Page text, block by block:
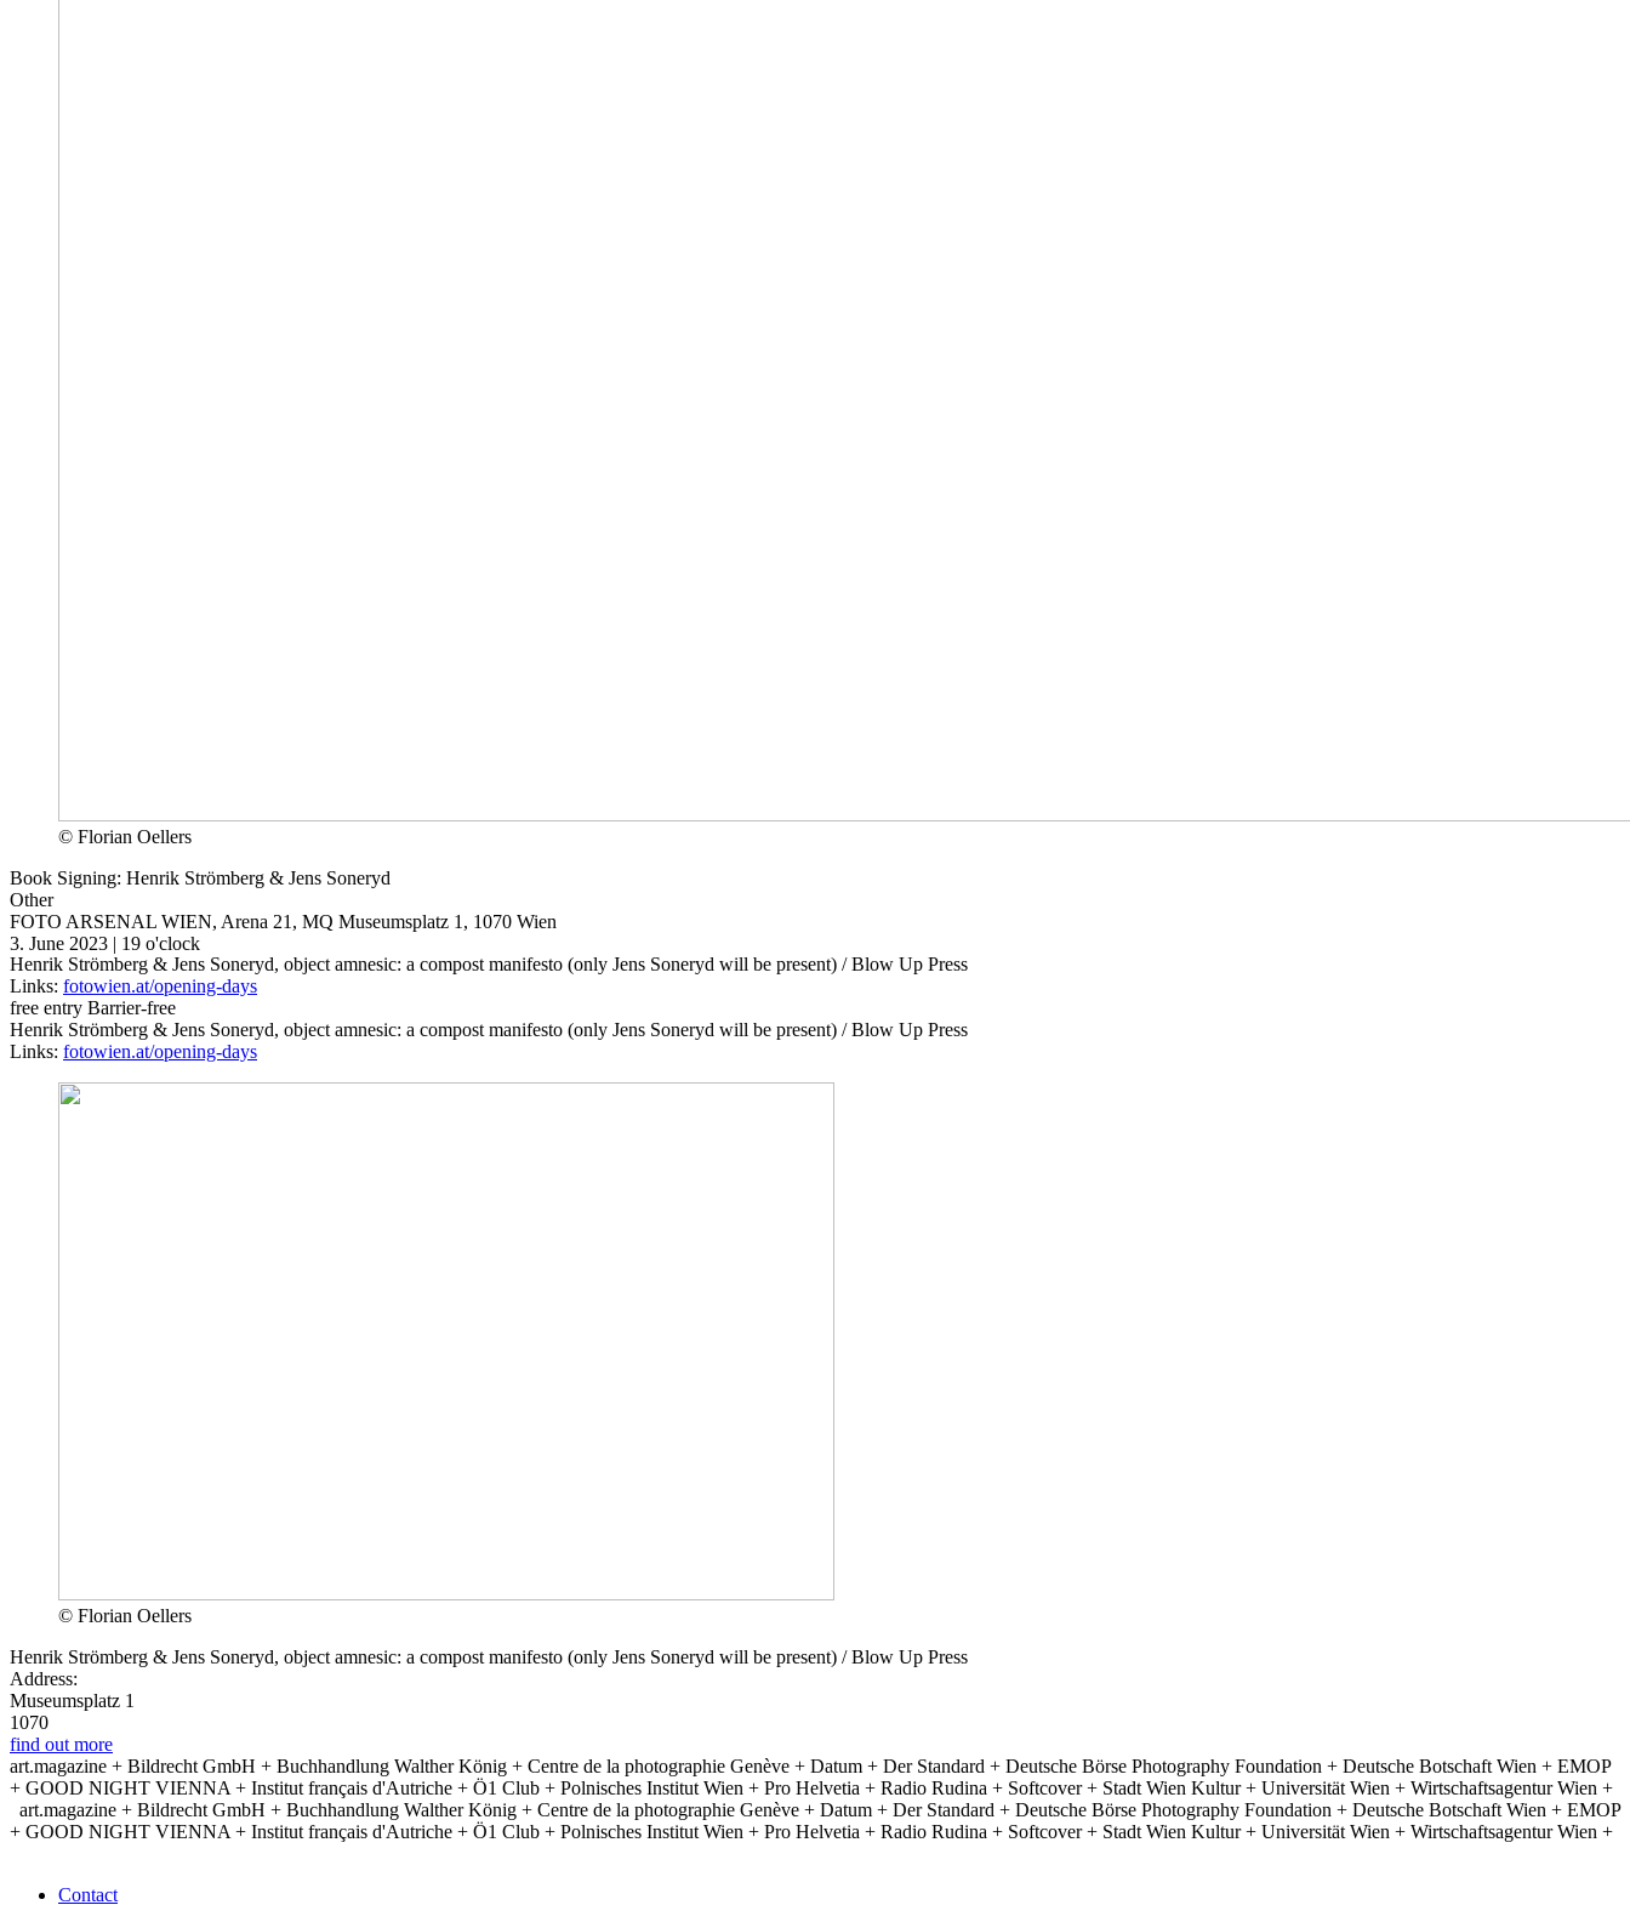
© Florian Oellers
Book Signing: Henrik Strömberg & Jens Soneryd
Other
FOTO ARSENAL WIEN, Arena 21, MQ Museumsplatz 1, 1070 Wien
3. June 2023 | 19 o'clock
Henrik Strömberg & Jens Soneryd, object amnesic: a compost manifesto (only Jens Soneryd will be present) / Blow Up Press
Links: fotowien.at/opening-days
free entry Barrier-free
Henrik Strömberg & Jens Soneryd, object amnesic: a compost manifesto (only Jens Soneryd will be present) / Blow Up Press
Links: fotowien.at/opening-days
© Florian Oellers
Henrik Strömberg & Jens Soneryd, object amnesic: a compost manifesto (only Jens Soneryd will be present) / Blow Up Press
Address:
Museumsplatz 1
1070
find out more
art.magazine + Bildrecht GmbH + Buchhandlung Walther König + Centre de la photographie Genève + Datum + Der Standard + Deutsche Börse Photography Foundation + Deutsche Botschaft Wien + EMOP
+ GOOD NIGHT VIENNA + Institut français d'Autriche + Ö1 Club + Polnisches Institut Wien + Pro Helvetia + Radio Rudina + Softcover + Stadt Wien Kultur + Universität Wien + Wirtschaftsagentur Wien +
art.magazine + Bildrecht GmbH + Buchhandlung Walther König + Centre de la photographie Genève + Datum + Der Standard + Deutsche Börse Photography Foundation + Deutsche Botschaft Wien + EMOP
+ GOOD NIGHT VIENNA + Institut français d'Autriche + Ö1 Club + Polnisches Institut Wien + Pro Helvetia + Radio Rudina + Softcover + Stadt Wien Kultur + Universität Wien + Wirtschaftsagentur Wien +
Contact